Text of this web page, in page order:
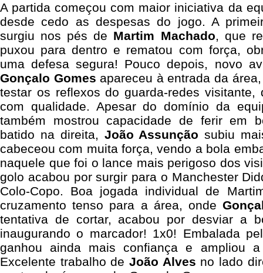
A partida começou com maior iniciativa da
desde cedo as despesas do jogo. A
surgiu nos pés de Martim Machado, que
puxou para dentro e rematou com força,
uma defesa segura! Pouco depois, novo
Gonçalo Gomes apareceu à entrada da
testar os reflexos do guarda-redes visitante,
com qualidade. Apesar do domínio da
também mostrou capacidade de ferir em
batido na direita, João Assunção subiu
cabeceou com muita força, vendo a bola
naquele que foi o lance mais perigoso dos
golo acabou por surgir para o Manchester
Colo-Copo. Boa jogada individual de
cruzamento tenso para a área, onde
tentativa de cortar, acabou por desviar a
inaugurando o marcador! 1x0! Embalada
ganhou ainda mais confiança e ampliou
Excelente trabalho de João Alves no lado